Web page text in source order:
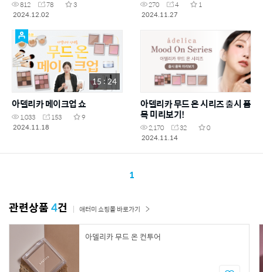
812 78
3
2024.12.02
270 4
1
2024.11.27
15 : 24
아델리카 메이크업 쇼
1,033 153
9
2024.11.18
아델리카 무드 온 시리즈 출시 품
목 미리보기!
2,170 32
0
2024.11.14
1
관련상품4건 애터미 쇼핑몰 바로가기
아델리카 무드 온 컨투어